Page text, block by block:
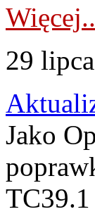
29
Jako